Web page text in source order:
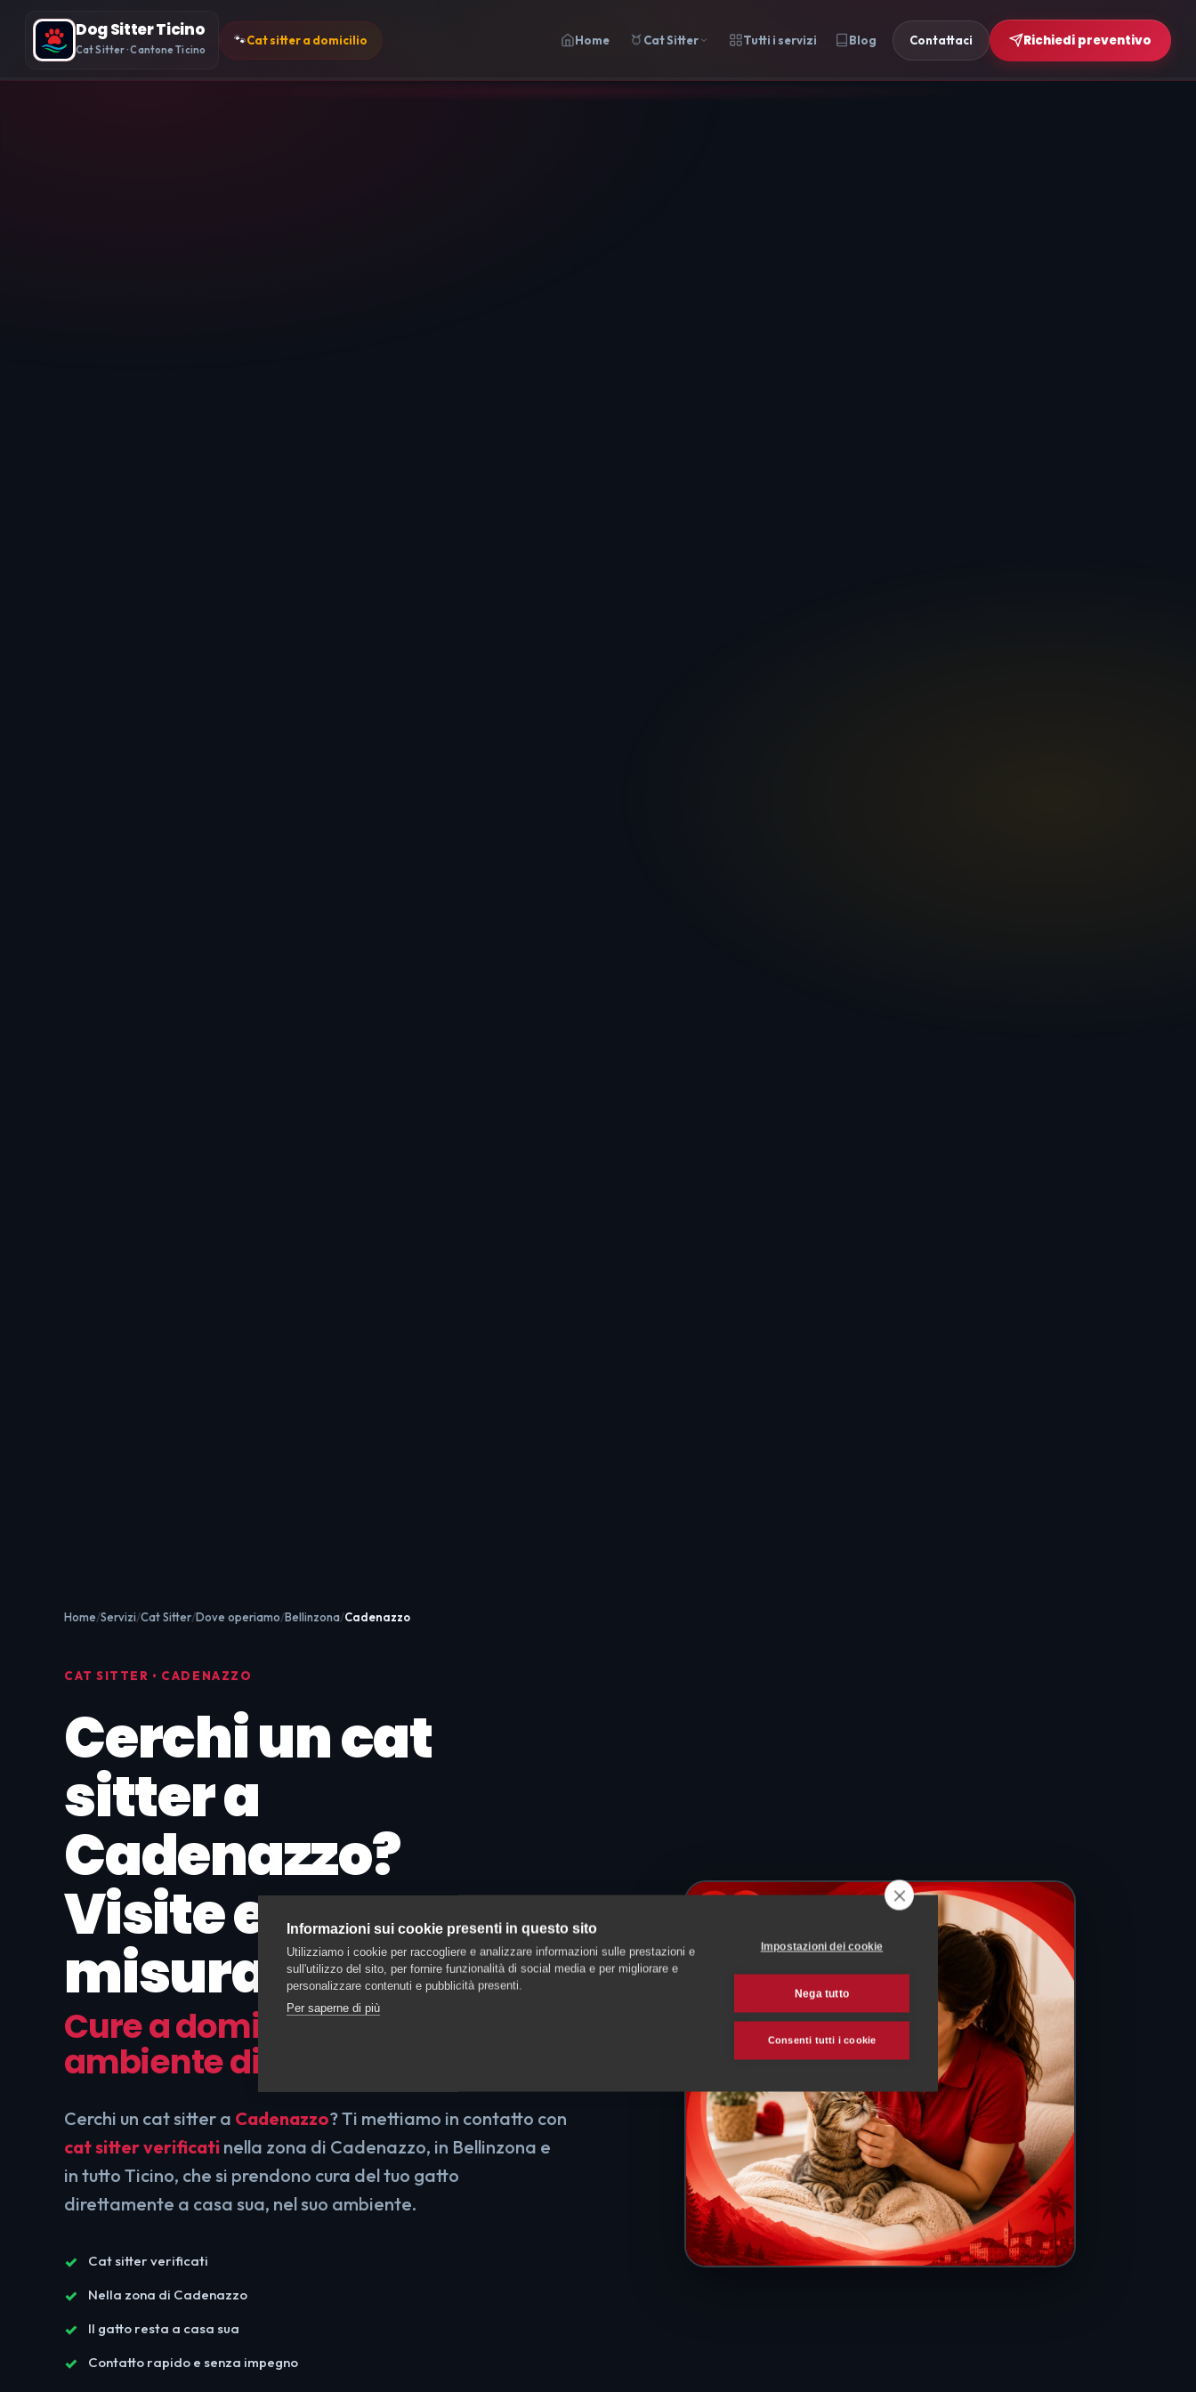
Dog Sitter Ticino
Cat Sitter · Cantone Ticino
🐾Cat sitter a domicilio Home Cat Sitter Tutti i servizi Blog Contattaci Richiedi preventivo
Home Servizi Cat Sitter Dove operiamo Bellinzona Cadenazzo
CAT SITTER • CADENAZZO
Cerchi un cat
sitter a
Cadenazzo?
Visite e cure su
misura
Cure a domicilio, nel suo
ambiente di sempre
Cerchi un cat sitter a Cadenazzo? Ti mettiamo in contatto con
cat sitter verificati nella zona di Cadenazzo, in Bellinzona e
in tutto Ticino, che si prendono cura del tuo gatto
direttamente a casa sua, nel suo ambiente.
Cat sitter verificati
Nella zona di Cadenazzo
Il gatto resta a casa sua
Contatto rapido e senza impegno
Informazioni sui cookie presenti in questo sito
Utilizziamo i cookie per raccogliere e analizzare informazioni sulle prestazioni e
sull'utilizzo del sito, per fornire funzionalità di social media e per migliorare e
personalizzare contenuti e pubblicità presenti.
Per saperne di più
Impostazioni dei cookie
Nega tutto
Consenti tutti i cookie